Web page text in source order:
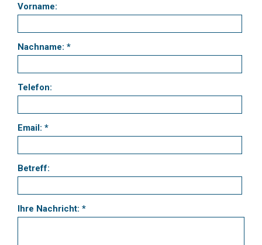
Vorname:
Nachname: *
Telefon:
Email: *
Betreff:
Ihre Nachricht: *